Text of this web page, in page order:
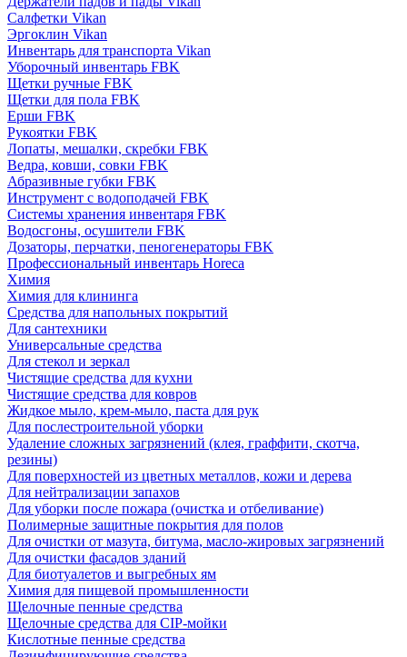
Салфетки Vikan
Эргоклин Vikan
Инвентарь для транспорта Vikan
Уборочный инвентарь FBK
Щетки ручные FBK
Щетки для пола FBK
Ерши FBK
Рукоятки FBK
Лопаты, мешалки, скребки FBK
Ведра, ковши, совки FBK
Абразивные губки FBK
Инструмент с водоподачей FBK
Системы хранения инвентаря FBK
Водосгоны, осушители FBK
Дозаторы, перчатки, пеногенераторы FBK
Профессиональный инвентарь Horeca
Химия
Химия для клининга
Средства для напольных покрытий
Для сантехники
Универсальные средства
Для стекол и зеркал
Чистящие средства для кухни
Чистящие средства для ковров
Жидкое мыло, крем-мыло, паста для рук
Для послестроительной уборки
Удаление сложных загрязнений (клея, граффити, скотча,
резины)
Для поверхностей из цветных металлов, кожи и дерева
Для нейтрализации запахов
Для уборки после пожара (очистка и отбеливание)
Полимерные защитные покрытия для полов
Для очистки от мазута, битума, масло-жировых загрязнений
Для очистки фасадов зданий
Для биотуалетов и выгребных ям
Химия для пищевой промышленности
Щелочные пенные средства
Щелочные средства для CIP-мойки
Кислотные пенные средства